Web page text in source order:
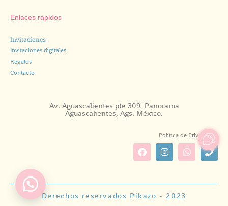
Enlaces rápidos
Invitaciones
Invitaciones digitales
Regalos
Contacto
Av. Aguascalientes pte 309, Panorama
Aguascalientes, Ags. México.
Política de Privacidad.
Derechos reservados Pikazo - 2023